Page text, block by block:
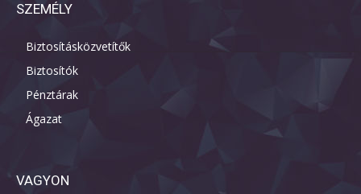
SZEMÉLY
Biztosításközvetítők
Biztosítók
Pénztárak
Ágazat
VAGYON